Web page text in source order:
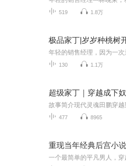
519 1.8万
极品家丁|岁岁种桃树
130 1.1万
超级家丁｜穿越成下
477 8965
重现当年经典后宫小
一个最简单的平凡男人，穿